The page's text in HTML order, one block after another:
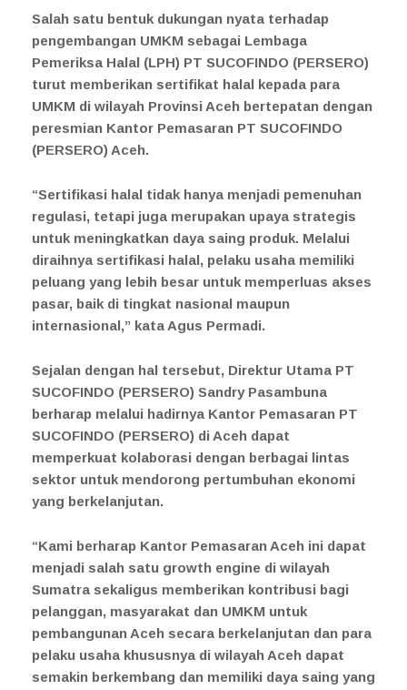
Salah satu bentuk dukungan nyata terhadap
pengembangan UMKM sebagai Lembaga
Pemeriksa Halal (LPH) PT SUCOFINDO (PERSERO)
turut memberikan sertifikat halal kepada para
UMKM di wilayah Provinsi Aceh bertepatan dengan
peresmian Kantor Pemasaran PT SUCOFINDO
(PERSERO) Aceh.
“Sertifikasi halal tidak hanya menjadi pemenuhan
regulasi, tetapi juga merupakan upaya strategis
untuk meningkatkan daya saing produk. Melalui
diraihnya sertifikasi halal, pelaku usaha memiliki
peluang yang lebih besar untuk memperluas akses
pasar, baik di tingkat nasional maupun
internasional,” kata Agus Permadi.
Sejalan dengan hal tersebut, Direktur Utama PT
SUCOFINDO (PERSERO) Sandry Pasambuna
berharap melalui hadirnya Kantor Pemasaran PT
SUCOFINDO (PERSERO) di Aceh dapat
memperkuat kolaborasi dengan berbagai lintas
sektor untuk mendorong pertumbuhan ekonomi
yang berkelanjutan.
“Kami berharap Kantor Pemasaran Aceh ini dapat
menjadi salah satu growth engine di wilayah
Sumatra sekaligus memberikan kontribusi bagi
pelanggan, masyarakat dan UMKM untuk
pembangunan Aceh secara berkelanjutan dan para
pelaku usaha khususnya di wilayah Aceh dapat
semakin berkembang dan memiliki daya saing yang